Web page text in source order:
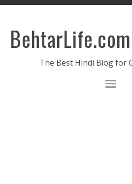
BehtarLife.com
The Best Hindi Blog for